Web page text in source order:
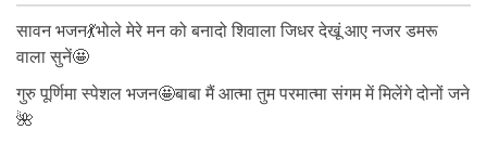
सावन भजन💃भोले मेरे मन को बनादो शिवाला जिधर देखूं आए नजर डमरू
वाला सुनें🤩
गुरु पूर्णिमा स्पेशल भजन🤩बाबा मैं आत्मा तुम परमात्मा संगम में मिलेंगे दोनों जने
🌺